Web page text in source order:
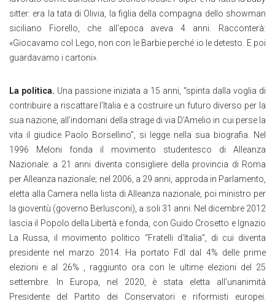
sitter: era la tata di Olivia, la figlia della compagna dello showman
siciliano Fiorello, che all’epoca aveva 4 anni. Racconterà:
«Giocavamo col Lego, non con le Barbie perché io le detesto. E poi
guardavamo i cartoni».
La politica. Una passione iniziata a 15 anni, “spinta dalla voglia di
contribuire a riscattare l’Italia e a costruire un futuro diverso per la
sua nazione, all’indomani della strage di via D’Amelio in cui perse la
vita il giudice Paolo Borsellino”, si legge nella sua biografia. Nel
1996 Meloni fonda il movimento studentesco di Alleanza
Nazionale: a 21 anni diventa consigliere della provincia di Roma
per Alleanza nazionale; nel 2006, a 29 anni, approda in Parlamento,
eletta alla Camera nella lista di Alleanza nazionale, poi ministro per
la gioventù (governo Berlusconi), a soli 31 anni. Nel dicembre 2012
lascia il Popolo della Libertà e fonda, con Guido Crosetto e Ignazio
La Russa, il movimento politico “Fratelli d’Italia”, di cui diventa
presidente nel marzo 2014. Ha portato FdI dal 4% delle prime
elezioni e al 26% , raggiunto ora con le ultime elezioni del 25
settembre. In Europa, nel 2020, è stata eletta all’unanimità
Presidente del Partito dei Conservatori e riformisti europei.